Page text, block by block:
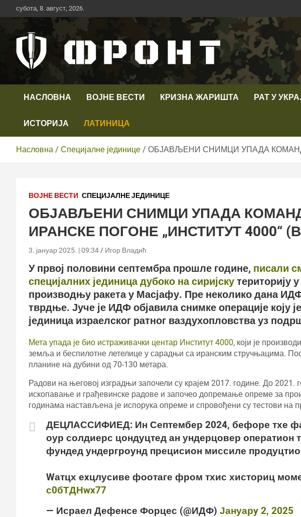
Скип
то
субота, 8. август, 2026.
Телевизија ФРОНТ
НАСЛОВНА ВОЈНЕ ВЕСТИ КРИЗНА ЖАРИШТА РАТ У
ИСТОРИЈА ЛАТИНИЦА
Насловна Специјалне јединице ОБЈАВЉЕНИ СНИМЦИ УПАДА
ВОЈНЕ ВЕСТИ СПЕЦИЈАЛНЕ ЈЕДИНИЦЕ
ОБЈАВЉЕНИ СНИМЦИ УПАДА
ИРАНСКЕ ПОГОНЕ „ИНСТИТУТ 4000“
3. јануар 2025. | 09:34 Игор Владић
У првој половини септембра прошле године, писали
специјалних јединица дубоко на сиријску територију
производњу ракета у Масјафу. Пре неколико дана
тврдње. Јуче је ИДФ објавила снимке операције коју
јединица израелског ратног ваздухопловства уз
Мета упада је био истраживачки центар Институт 4000, који је
земља и беспилотне летелице у сарадњи са иранским стручњацима.
планине на дубини од 70-130 метара.
Радови на његовој изградњи започели су крајем 2017. године. До 2021.
ископавање и грађевинске радове и започео допремање опреме за
годинама настављена је испорука опреме и спровођени су тестови на
ДЕЦЛАССИФИЕД: Ин Септембер 2024, бефоре тхе
оур солдиерс цондуцтед ан ундерцовер оператион
фундед ундергроунд прецисион миссиле
Wатцх еxцлусиве фоотаге фром тхис хисториц
с0бТДНwx77
— Исраел Дефенсе Форцес (@ИДФ) Јануарy 2, 2025